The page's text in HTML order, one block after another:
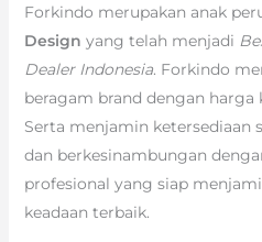
Forkindo merupakan anak
Design yang telah menjadi
Dealer Indonesia. Forkindo
beragam brand dengan
Serta menjamin ketersediaan
dan berkesinambungan
profesional yang siap
keadaan terbaik.